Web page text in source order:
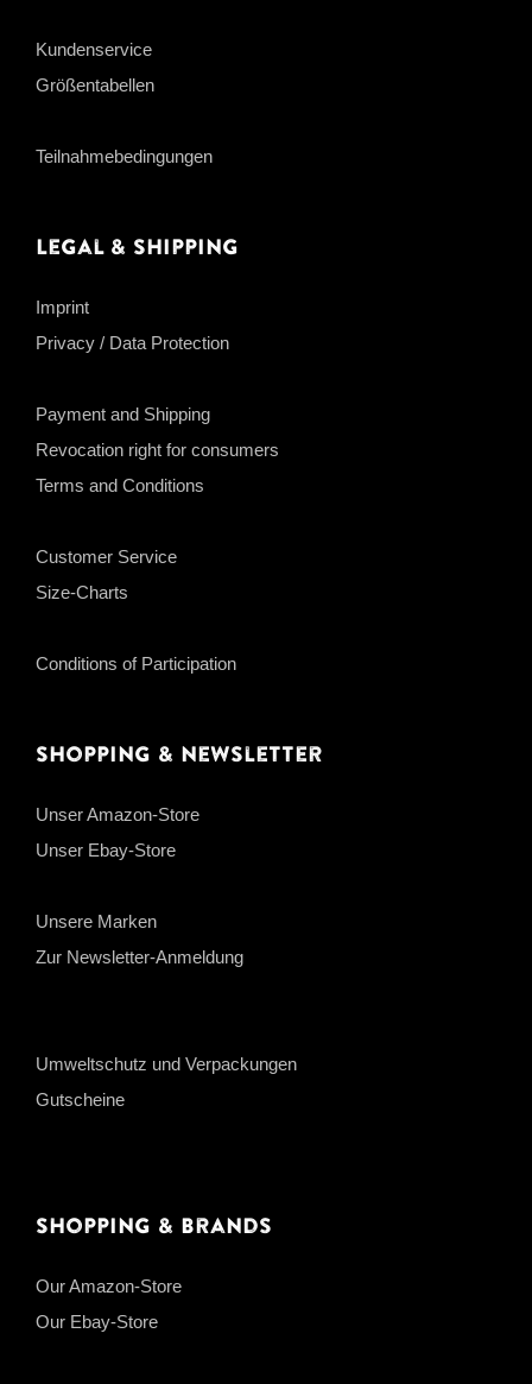
Kundenservice
Größentabellen
Teilnahmebedingungen
Legal & Shipping
Imprint
Privacy / Data Protection
Payment and Shipping
Revocation right for consumers
Terms and Conditions
Customer Service
Size-Charts
Conditions of Participation
Shopping & Newsletter
Unser Amazon-Store
Unser Ebay-Store
Unsere Marken
Zur Newsletter-Anmeldung
Umweltschutz und Verpackungen
Gutscheine
Shopping & Brands
Our Amazon-Store
Our Ebay-Store